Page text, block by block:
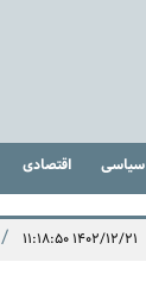
سیاسی اقتصادی
۱۴۰۲/۱۲/۲۱ ۱۱:۱۸:۵۰ /